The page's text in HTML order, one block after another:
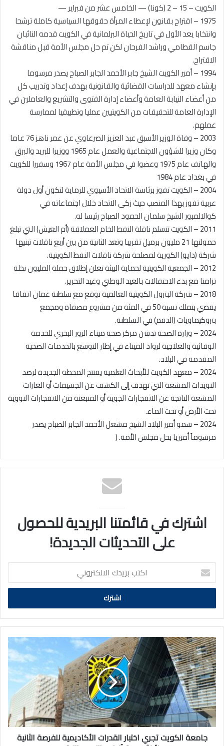
الكويت – 15 – 2 (كونا) — الخامس عشر من فبراير —
1975 – اقتراح بقانون لإعطاء المرأة حقوقها السياسية كاملة ترشحا
وانتخابا يعد الأول في تاريخ الحياة البرلمانية في الكويت قدمه النائبان
جاسم القطامي وراشد الفرحان لكن تم حل مجلس الأمة قبل مناقشة
الاقتراح.
1994 – أمير الكويت الشيخ جابر الأحمد الجابر الصباح يصدر مرسوما
بإنشاء معهد للدراسات القضائية والقانونية بهدف إعداد وتدريب كل
من أعضاء النيابة العامة وأعضاء إدارة الفتوى والتشريع والعاملين في
الإدارة العامة للتحقيقات من الكويتيين عمليا وتطبيقيا لممارسة
عملهم.
2003 – وفاة الوزير الأسبق عبد العزيز الصرعاوي عن عمر ناهز 76 عاما
وكان وزيرا للشؤون الاجتماعية والعمل عام 1965 ووزيرا للبريد والبرق
والهاتف عام 1975 وعضوا في مجلس الأمة عام 1967 وسفيرا للكويت
في بغداد عام 1984
2004 – الكويت تفوز برئاسة الاتحاد الأسيوي للرماية لتكون أول دولة
عربية تفوز بهذا المنصب حيث زكى الاتحاد خلال اجتماعاته في
كوالالمبور الشيخ سلمان الحمود الصباح رئيسا له.
2011 – الكويت تتسلم ناقلة النفط الخام العملاقة (أم العيش) التي تبلغ
حمولتها 21 مليون برميل تقريبا وتعد الثانية من بين أربع ناقلات تبنيها
شركة (دايو) الكورية لمصلحة شركة ناقلات النفط الكويتية.
2012 – الجمعية الكويتية لحماية البيئة تعلن إطلاق حملة المليون نخلة
تزامنا مع بدء الاحتفالات بالعيد الوطني وعيد التحرير.
2018 – شركة البترول الكويتية العالمية توقع مع سلطنة عمان اتفاقا
يقضي بتملك نسبة 50 في المئة من مشروع مصفاة ومجمع
بتروكيماويات (الدقم) في السلطنة.
2024 – وزارة الصحة تدشن مركز صحة ميناء الزور البحري للخدمة
الوقائية والعلاجية لرواد الميناء في إطار التوسع بالخدمات الصحية
المقدمة في البلاد.
2024 – معهد الكويت للأبحاث العلمية يفتتح المحطة الجديدة لرصد
النويدات المشعة التي تهدف إلى الكشف عن الجسيمات أو الغازات
المشعة الناتجة عن الانفجارات الجوية أو المنبعثة من الانفجارات النووية
تحت الأرض أو تحت الماء.
2024 – سمو أمير البلاد الشيخ مشعل الأحمد الجابر الصباح يصدر
مرسوماً أميريا بحل مجلس الأمة. (
اشترك في قائمتنا البريدية للحصول
على التحديثات الجديدة!
اكتب
بريدك
الالكتروني
جامعة
الكويت
تجري
اختبار
القدرات
الأكاديمية
للفرصة
الثانية
لأكثر
جامعة الكويت تجري اختبار القدرات الأكاديمية للفرصة الثانية